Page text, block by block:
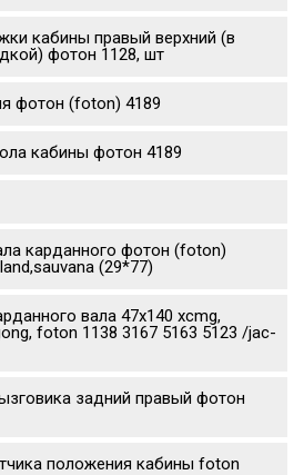
кабины правый верхний (в
фотон 1128, шт
фотон (foton) 4189
кабины фотон 4189
карданного фотон (foton)
(29*77)
вала 47x140 xcmg,
foton 1138 3167 5163 5123 /jac-
задний правый фотон
положения кабины foton